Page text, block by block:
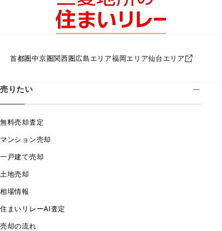
首都圏中京圏関西圏広島エリア福岡エリア仙台エリア
売りたい
無料売却査定
マンション売却
一戸建て売却
土地売却
相場情報
住まいリレーAI査定
売却の流れ